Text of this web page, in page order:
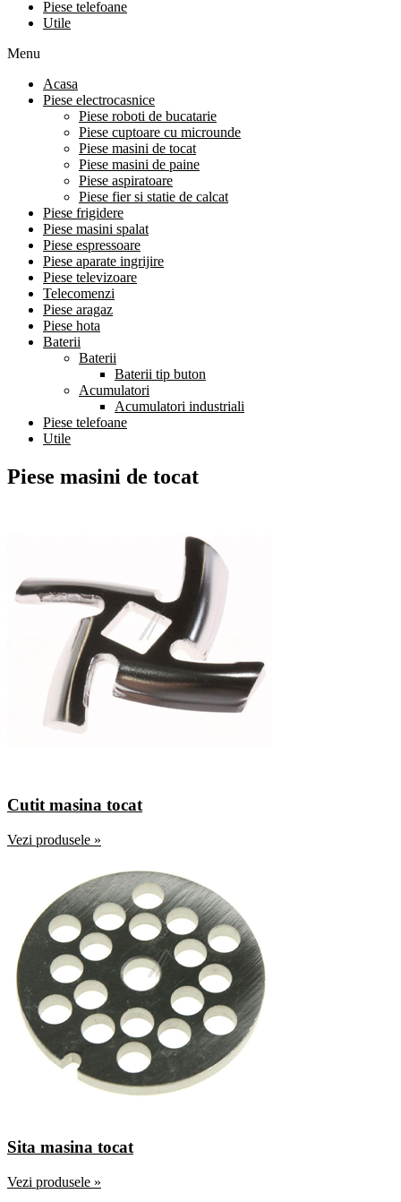
Piese telefoane
Utile
Menu
Acasa
Piese electrocasnice
Piese roboti de bucatarie
Piese cuptoare cu microunde
Piese masini de tocat
Piese masini de paine
Piese aspiratoare
Piese fier si statie de calcat
Piese frigidere
Piese masini spalat
Piese espressoare
Piese aparate ingrijire
Piese televizoare
Telecomenzi
Piese aragaz
Piese hota
Baterii
Baterii
Baterii tip buton
Acumulatori
Acumulatori industriali
Piese telefoane
Utile
Piese masini de tocat
Cutit masina tocat
Vezi produsele »
Sita masina tocat
Vezi produsele »